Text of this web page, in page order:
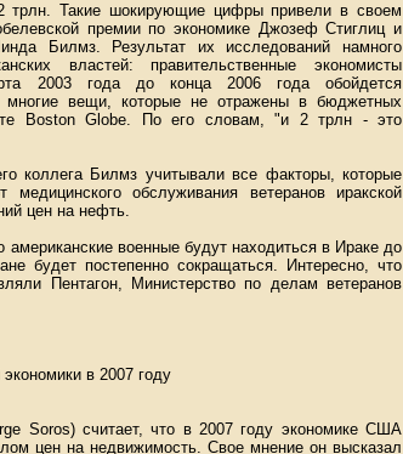
Такие шокирующие цифры привели в своем
премии по экономике Джозеф Стиглиц и
Билмз. Результат их исследований намного
властей: правительственные экономисты
2003 года до конца 2006 года обойдется
вещи, которые не отражены в бюджетных
Boston Globe. По его словам, "и 2 трлн - это
коллега Билмз учитывали все факторы, которые
обслуживания ветеранов иракской
цен на нефть.
военные будут находиться в Ираке до
будет постепенно сокращаться. Интересно, что
Пентагон, Министерство по делам ветеранов
в 2007 году
Soros) считает, что в 2007 году экономике США
цен на недвижимость. Свое мнение он высказал